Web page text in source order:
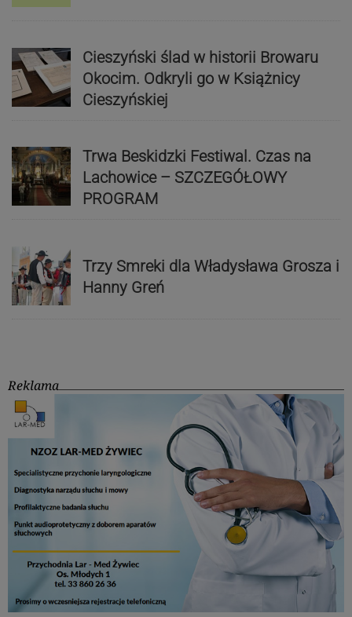
Cieszyński ślad w historii Browaru
Okocim. Odkryli go w Książnicy
Cieszyńskiej
Trwa Beskidzki Festiwal. Czas na
Lachowice – SZCZEGÓŁOWY
PROGRAM
Trzy Smreki dla Władysława Grosza i
Hanny Greń
Reklama